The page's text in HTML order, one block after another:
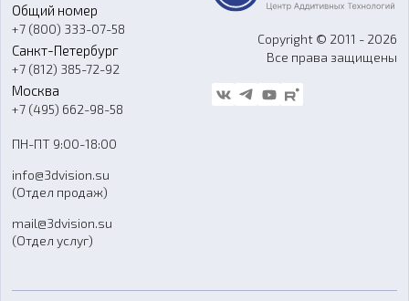
Программное обеспечение
Ремонт и услуги
О компании
Контакты
Гос. закупки
Стать дилером
Блог
FAQ
Общий номер
+7 (800) 333-07-58
Санкт-Петербург
+7 (812) 385-72-92
Москва
+7 (495) 662-98-58
ПН-ПТ 9:00-18:00
info@3dvision.su
(Отдел продаж)
mail@3dvision.su
(Отдел услуг)
Copyright © 2011 - 2026
Все права защищены